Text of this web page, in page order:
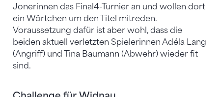
Jonerinnen das Final4-Turnier an und wollen dort
ein Wörtchen um den Titel mitreden.
Voraussetzung dafür ist aber wohl, dass die
beiden aktuell verletzten Spielerinnen Adéla Lang
(Angriff) und Tina Baumann (Abwehr) wieder fit
sind.